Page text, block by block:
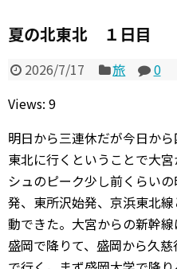
夏の北東北 １日目
2026/7/17 旅
0
Views: 9
明日から三連休だが今日から
東北に行くということで大
シュのピーク少し前くらい
発、東所沢始発、京浜東北
動できた。大宮からの新幹線
盛岡で降りて、盛岡から久